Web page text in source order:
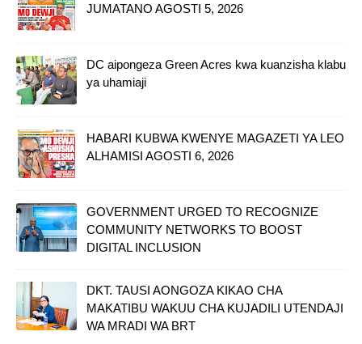
JUMATANO AGOSTI 5, 2026
DC aipongeza Green Acres kwa kuanzisha klabu
ya uhamiaji
HABARI KUBWA KWENYE MAGAZETI YA LEO
ALHAMISI AGOSTI 6, 2026
GOVERNMENT URGED TO RECOGNIZE
COMMUNITY NETWORKS TO BOOST
DIGITAL INCLUSION
DKT. TAUSI AONGOZA KIKAO CHA
MAKATIBU WAKUU CHA KUJADILI UTENDAJI
WA MRADI WA BRT